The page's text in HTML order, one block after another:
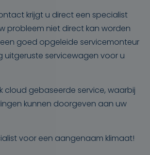
krijgt u direct een specialist
probleem niet direct kan worden
goed opgeleide servicemonteur
uitgeruste servicewagen voor u
cloud gebaseerde service, waarbij
kunnen doorgeven aan uw
voor een aangenaam klimaat!